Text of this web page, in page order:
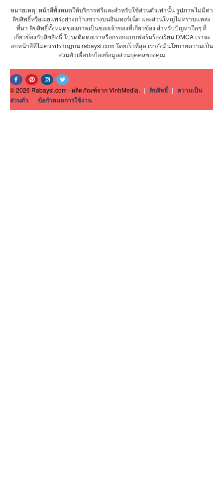
หมายเหตุ: หน้าสีทั้งหมดให้บริการฟรีและสำหรับใช้ส่วนตัวเท่านั้น รูปภาพไม่มีค่า
ลิขสิทธิ์หรือเผยแพร่อย่างกว้างขวางบนอินเทอร์เน็ต และส่วนใหญ่ไม่ทราบแหล่ง
ที่มา ลิขสิทธิ์ทั้งหมดของภาพเป็นของเจ้าของที่เกี่ยวข้อง สำหรับปัญหาใดๆ ที่
เกี่ยวข้องกับลิขสิทธิ์ โปรดติดต่อเราหรือกรอกแบบฟอร์มร้องเรียน DMCA เราจะ
ลบหน้าสีที่ไม่ควรปรากฏบน rabaysi.com โดยเร็วที่สุด เรายังมีนโยบายความเป็น
ส่วนตัวเพื่อปกป้องข้อมูลส่วนบุคคลของคุณ
© 2026 Rabaysi.com - ผลิตภัณฑ์จาก VinhMedia. | ลิขสิทธิ์ | ความเป็น
ส่วนตัว | ข้อกำหนดการใช้งาน